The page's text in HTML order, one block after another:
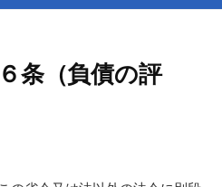
条（負債の評